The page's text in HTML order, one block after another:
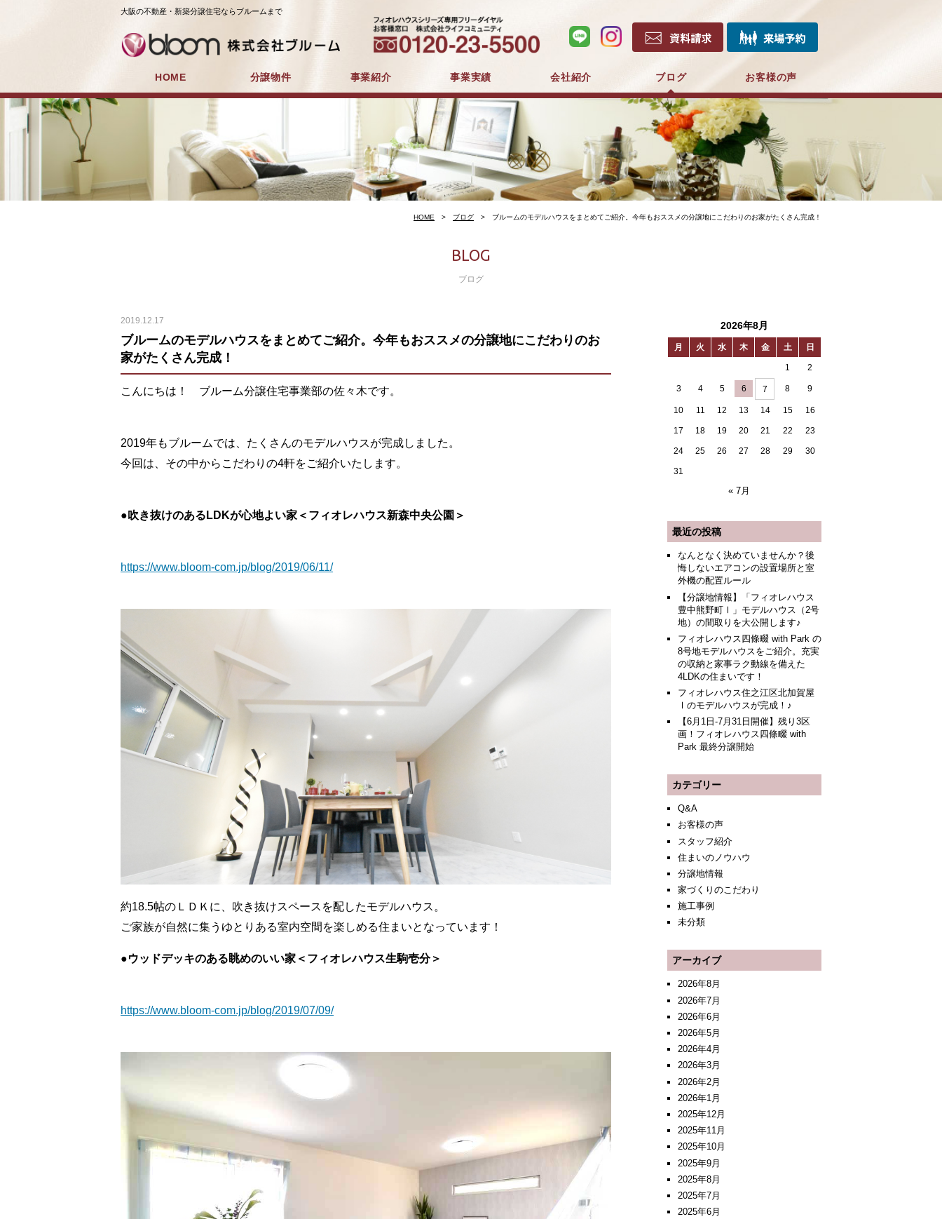
大阪の不動産・新築分譲住宅ならブルームまで
HOME 分譲物件 事業紹介
分譲住宅事業
建築事業
事業実績
戸建分譲
マンション分譲
会社紹介 ブログ お客様の声
HOME ブログ ブルームのモデルハウスをまとめてご紹介。今年もおススメの分譲地にこだわりのお家がたくさん完成！
BLOG
ブログ
2019.12.17
ブルームのモデルハウスをまとめてご紹介。今年もおススメの分譲地にこだわりのお
家がたくさん完成！
こんにちは！ ブルーム分譲住宅事業部の佐々木です。
2019年もブルームでは、たくさんのモデルハウスが完成しました。
今回は、その中からこだわりの4軒をご紹介いたします。
●吹き抜けのあるLDKが心地よい家＜フィオレハウス新森中央公園＞
https://www.bloom-com.jp/blog/2019/06/11/
約18.5帖のＬＤＫに、吹き抜けスペースを配したモデルハウス。
ご家族が自然に集うゆとりある室内空間を楽しめる住まいとなっています！
●ウッドデッキのある眺めのいい家＜フィオレハウス生駒壱分＞
https://www.bloom-com.jp/blog/2019/07/09/
2026年8月
月 火 水 木 金 土 日
1 2
3 4 5 6 7 8 9
10 11 12 13 14 15 16
17 18 19 20 21 22 23
24 25 26 27 28 29 30
31
« 7月
最近の投稿
なんとなく決めていませんか？後
悔しないエアコンの設置場所と室
外機の配置ルール
【分譲地情報】「フィオレハウス
豊中熊野町Ⅰ」モデルハウス（2号
地）の間取りを大公開します♪
フィオレハウス四條畷 with Park の
8号地モデルハウスをご紹介。充実
の収納と家事ラク動線を備えた
4LDKの住まいです！
フィオレハウス住之江区北加賀屋
Ⅰのモデルハウスが完成！♪
【6月1日-7月31日開催】残り3区
画！フィオレハウス四條畷 with
Park 最終分譲開始
カテゴリー
Q&A
お客様の声
スタッフ紹介
住まいのノウハウ
分譲地情報
家づくりのこだわり
施工事例
未分類
アーカイブ
2026年8月
2026年7月
2026年6月
2026年5月
2026年4月
2026年3月
2026年2月
2026年1月
2025年12月
2025年11月
2025年10月
2025年9月
2025年8月
2025年7月
2025年6月